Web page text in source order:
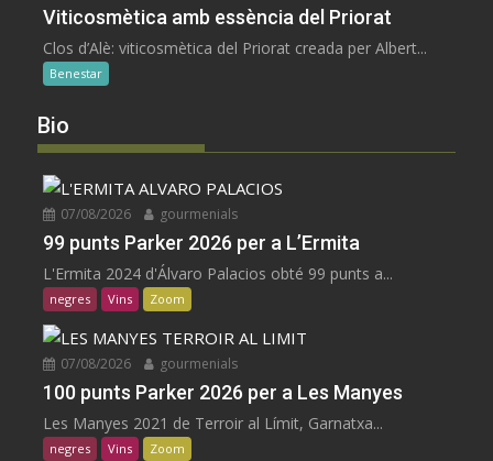
Viticosmètica amb essència del Priorat
Clos d’Alè: viticosmètica del Priorat creada per Albert...
Benestar
Bio
07/08/2026 gourmenials
99 punts Parker 2026 per a L’Ermita
L'Ermita 2024 d'Álvaro Palacios obté 99 punts a...
negres Vins Zoom
07/08/2026 gourmenials
100 punts Parker 2026 per a Les Manyes
Les Manyes 2021 de Terroir al Límit, Garnatxa...
negres Vins Zoom